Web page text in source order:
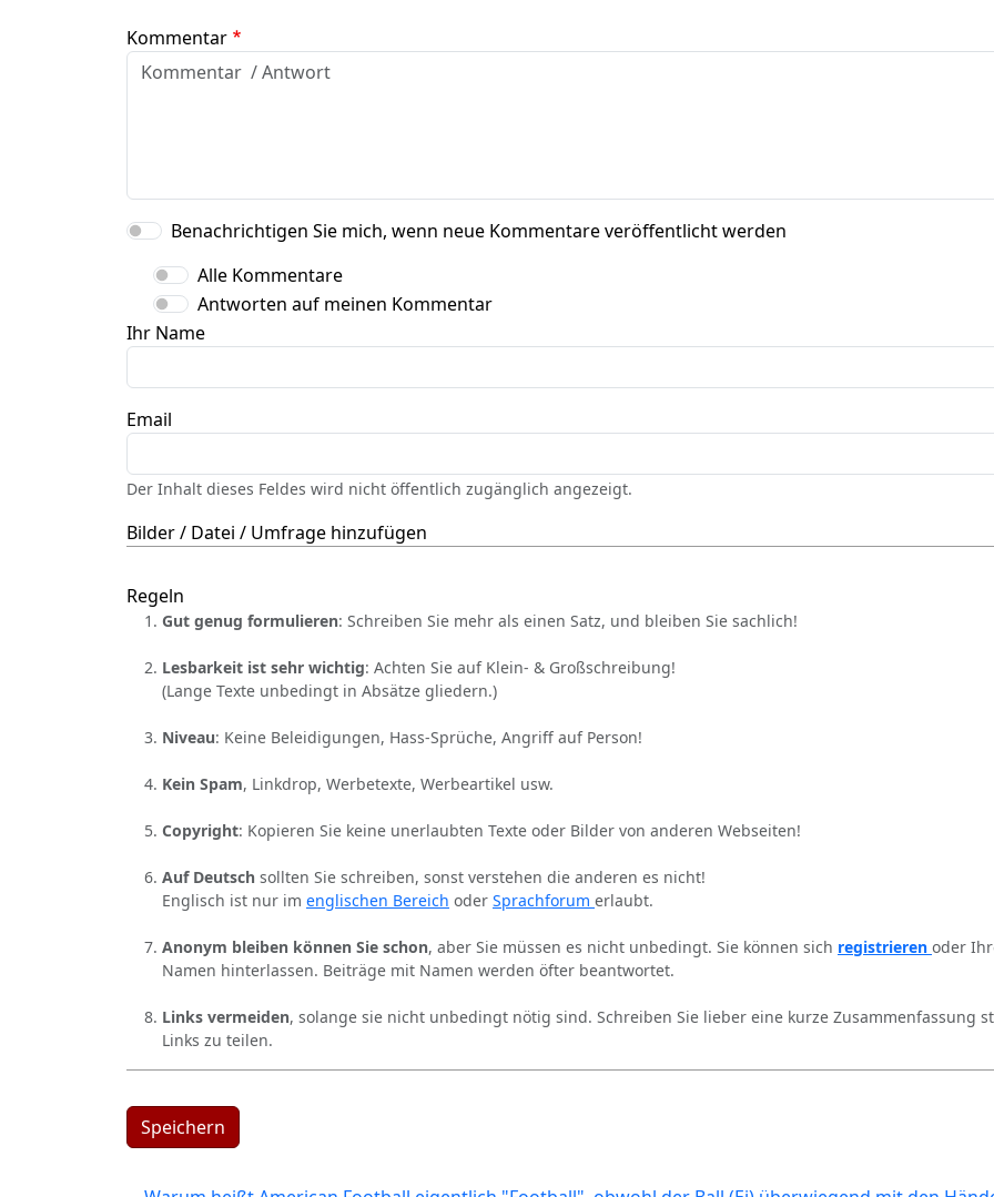
Kommentar
Benachrichtigen Sie mich, wenn neue Kommentare veröffentlicht werden
Alle Kommentare
Antworten auf meinen Kommentar
Ihr Name
Email
Der Inhalt dieses Feldes wird nicht öffentlich zugänglich angezeigt.
Bilder / Datei / Umfrage hinzufügen
Regeln
Gut genug formulieren: Schreiben Sie mehr als einen Satz, und bleiben Sie sachlich!
Lesbarkeit ist sehr wichtig: Achten Sie auf Klein- & Großschreibung!
(Lange Texte unbedingt in Absätze gliedern.)
Niveau: Keine Beleidigungen, Hass-Sprüche, Angriff auf Person!
Kein Spam, Linkdrop, Werbetexte, Werbeartikel usw.
Copyright: Kopieren Sie keine unerlaubten Texte oder Bilder von anderen Webseiten!
Auf Deutsch sollten Sie schreiben, sonst verstehen die anderen es nicht!
Englisch ist nur im englischen Bereich oder Sprachforum erlaubt.
Anonym bleiben können Sie schon, aber Sie müssen es nicht unbedingt. Sie können sich registrieren oder
Namen hinterlassen. Beiträge mit Namen werden öfter beantwortet.
Links vermeiden, solange sie nicht unbedingt nötig sind. Schreiben Sie lieber eine kurze Zusammenfassung
Links zu teilen.
Speichern